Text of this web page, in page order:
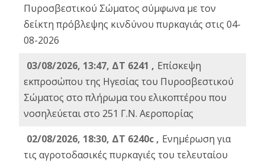
Πυροσβεστικού Σώματος σύμφωνα με τον
δείκτη πρόβλεψης κινδύνου πυρκαγιάς στις 04-
08-2026
03/08/2026, 13:47, ΔΤ 6241 , Επίσκεψη
εκπροσώπου της Ηγεσίας του Πυροσβεστικού
Σώματος στο πλήρωμα του ελικοπτέρου που
νοσηλεύεται στο 251 Γ.Ν. Αεροπορίας
02/08/2026, 18:30, ΔΤ 6240c , Ενημέρωση για
τις αγροτοδασικές πυρκαγιές του τελευταίου